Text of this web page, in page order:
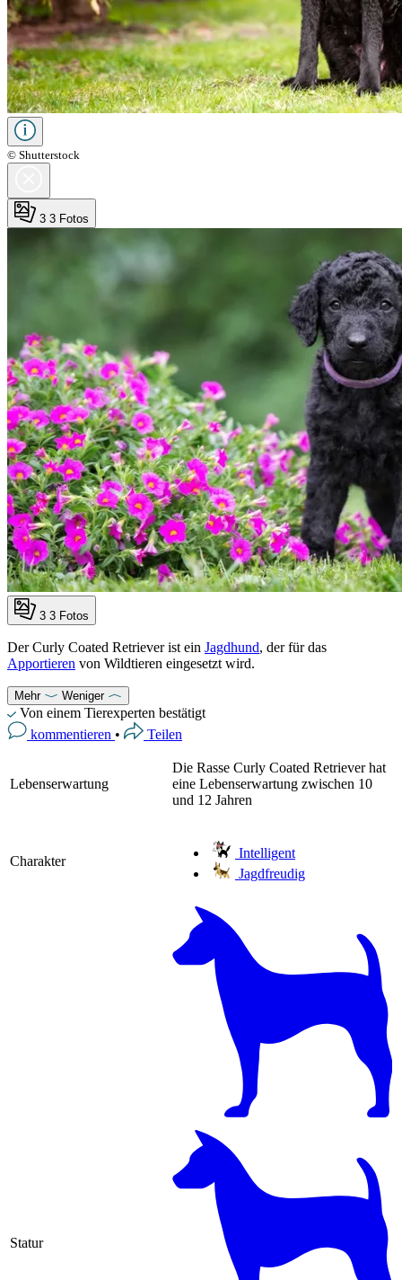
© Shutterstock
3 3 Fotos
3 3 Fotos
Der Curly Coated Retriever ist ein Jagdhund, der für das
Apportieren von Wildtieren eingesetzt wird.
Mehr Weniger
Von einem Tierexperten bestätigt
kommentieren • Teilen
Lebenserwartung
Die Rasse Curly Coated Retriever hat
eine Lebenserwartung zwischen 10
und 12 Jahren
Charakter
Intelligent
Jagdfreudig
Statur